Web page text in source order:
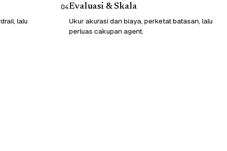
lalu
04Evaluasi & Skala
Ukur akurasi dan biaya, perketat batasan, lalu
perluas cakupan agent.